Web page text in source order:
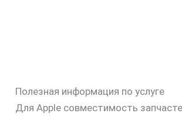
Полезная информация по услуге
Для Apple совместимость